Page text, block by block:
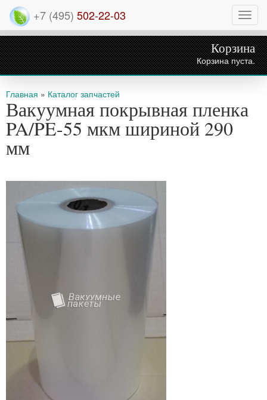
+7 (495) 502-22-03
Корзина
Корзина пуста.
Вы здесь
Главная » Каталог запчастей
Вакуумная покрывная пленка
PA/PE-55 мкм шириной 290
мм